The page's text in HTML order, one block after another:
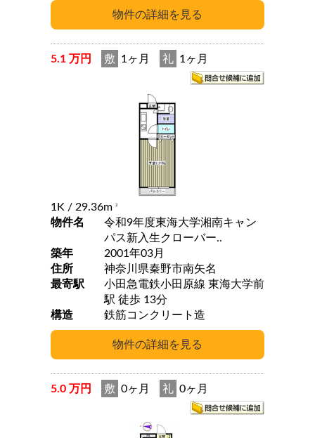
5.1 万円 敷 1ヶ月 礼 1ヶ月
1K / 29.36m 2
物件名
令和9年度東海大学湘南キャン
パス新入生クローバー..
築年
2001年03月
住所
神奈川県秦野市南矢名
最寄駅
小田急電鉄小田原線 東海大学前
駅 徒歩 13分
構造
鉄筋コンクリート造
5.0 万円 敷 0ヶ月 礼 0ヶ月